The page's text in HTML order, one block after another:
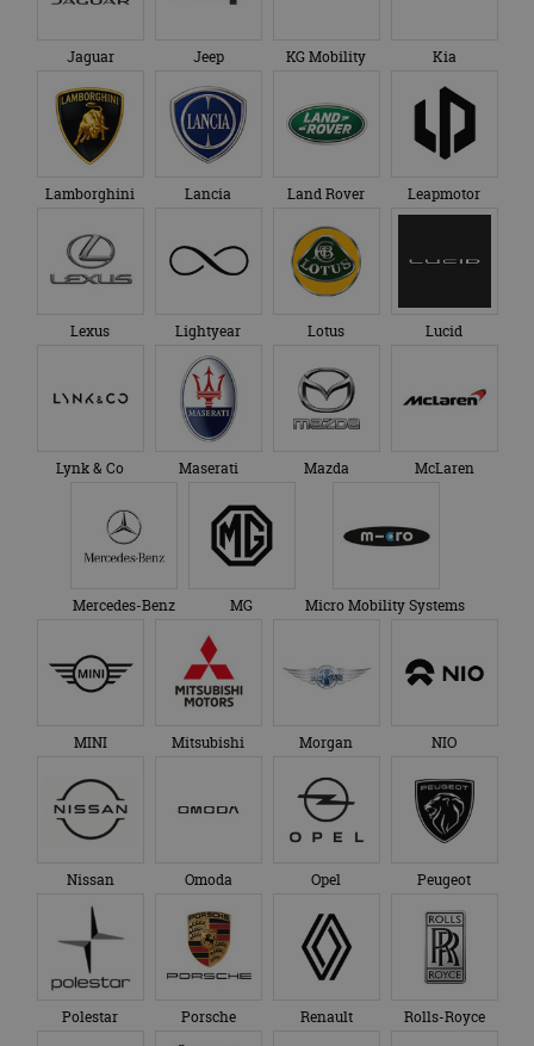
Jaguar Jeep KG Mobility Kia
Lamborghini Lancia Land Rover Leapmotor
Lexus Lightyear Lotus Lucid
Lynk & Co Maserati Mazda McLaren
Mercedes-Benz MG Micro Mobility Systems
MINI Mitsubishi Morgan NIO
Nissan Omoda Opel Peugeot
Polestar Porsche Renault Rolls-Royce